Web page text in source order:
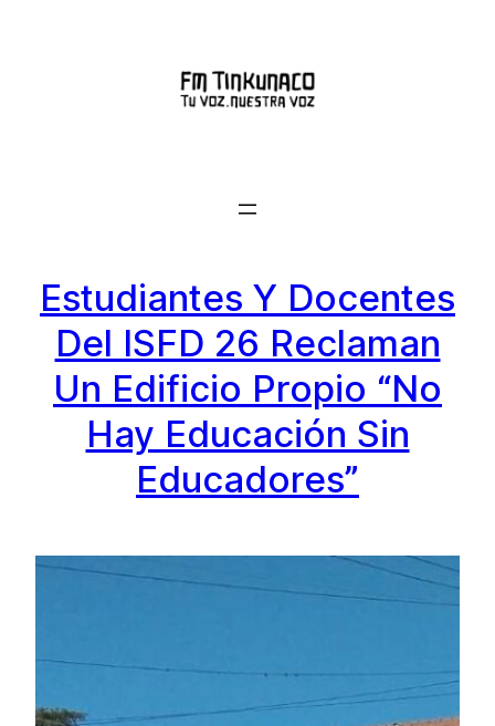
Estudiantes Y Docentes
Del ISFD 26 Reclaman
Un Edificio Propio “No
Hay Educación Sin
Educadores”